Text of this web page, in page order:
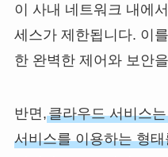
이 사내 네트워크 내에
세스가 제한됩니다. 이
한 완벽한 제어와 보안
반면,클라우드 서비스
서비스를 이용하는 형